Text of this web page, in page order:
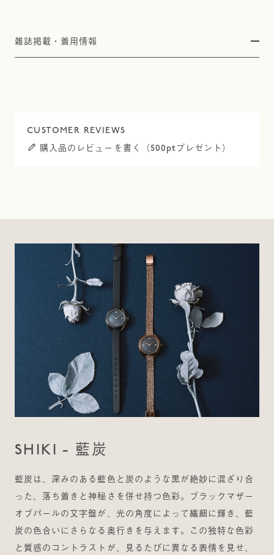
雑誌掲載・着用情報
購入品のレビューを書く（500ptプレゼント）
SHIKI - 藍炭
藍炭は、深みのある藍色と炭のような黒が絶妙に混ざり合
った、落ち着きと神秘さを併せ持つ色彩。ブラックマザー
オブパールの文字盤が、光の角度によって繊細に輝き、藍
炭の色合いにさらなる奥行きを与えます。この独特な色彩
と質感のコントラストが、見るたびに異なる表情を見せ、